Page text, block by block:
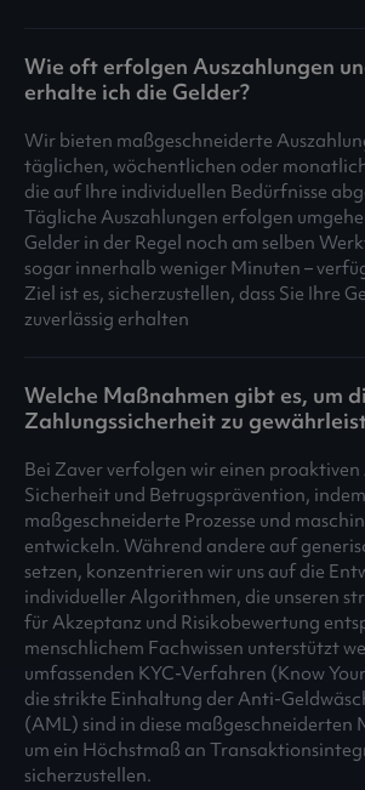
Wie oft erfolgen Auszahlungen
erhalte ich die Gelder?
Wir bieten maßgeschneiderte
täglichen, wöchentlichen oder
die auf Ihre individuellen Bedürfnisse
Tägliche Auszahlungen erfolgen
Gelder in der Regel noch am selben
sogar innerhalb weniger Minuten –
Ziel ist es, sicherzustellen, dass Sie Ihre
zuverlässig erhalten
Welche Maßnahmen gibt es, um
Zahlungssicherheit zu
Bei Zaver verfolgen wir einen
Sicherheit und Betrugsprävention,
maßgeschneiderte Prozesse und
entwickeln. Während andere auf
setzen, konzentrieren wir uns auf die
individueller Algorithmen, die unseren
für Akzeptanz und Risikobewertung
menschlichem Fachwissen unterstützt
umfassenden KYC-Verfahren (Know
die strikte Einhaltung der Anti-
(AML) sind in diese maßgeschneiderten
um ein Höchstmaß an
sicherzustellen.